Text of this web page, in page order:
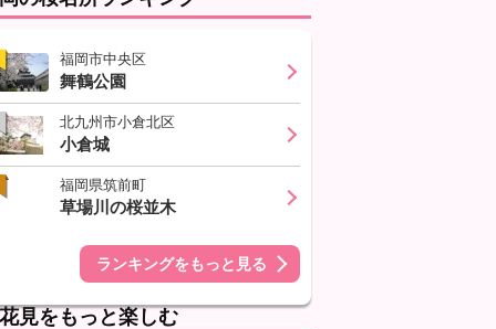
福岡市中央区
舞鶴公園
北九州市小倉北区
小倉城
福岡県筑前町
草場川の桜並木
ランキングをもっと見る
見をもっと楽しむ